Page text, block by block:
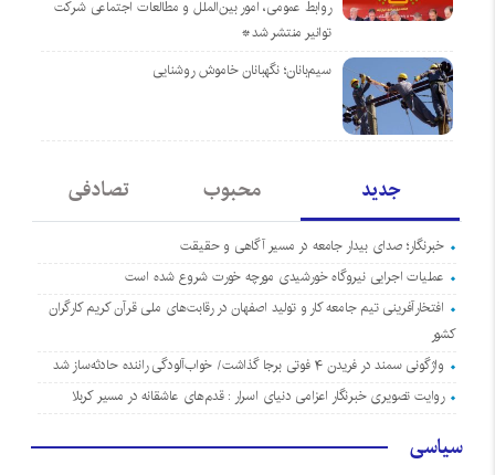
روابط عمومی، امور بین‌الملل و مطالعات اجتماعی شرکت
توانیر منتشر شد*
سیم‌بانان؛ نگهبانان خاموش روشنایی
جدید محبوب تصادفی
خبرنگار؛ صدای بیدار جامعه در مسیر آگاهی و حقیقت
عملیات اجرایی نیروگاه خورشیدی مورچه خورت شروع شده است
افتخارآفرینی تیم جامعه کار و تولید اصفهان در رقابت‌های ملی قرآن کریم کارگران
کشور
واژگونی سمند در فریدن ۴ فوتی برجا گذاشت/ خواب‌آلودگی راننده حادثه‌ساز شد
روایت تصویری خبرنگار اعزامی دنیای اسرار : قدم‌های عاشقانه در مسیر کربلا
سیاسی